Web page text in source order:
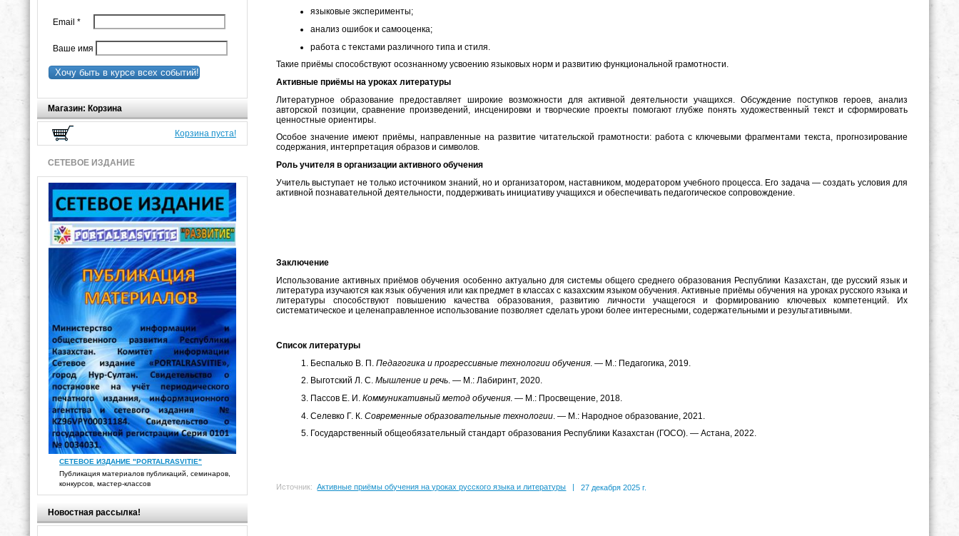
Email *
Ваше имя
Хочу быть в курсе всех событий!
Магазин: Корзина
Корзина пуста!
СЕТЕВОЕ ИЗДАНИЕ
СЕТЕВОЕ ИЗДАНИЕ "PORTALRASVITIE"
Публикация материалов публикаций, семинаров,
конкурсов, мастер-классов
Новостная рассылка!
языковые эксперименты;
анализ ошибок и самооценка;
работа с текстами различного типа и стиля.
Такие приёмы способствуют осознанному усвоению языковых норм и развитию функциональной грамотности.
Активные приёмы на уроках литературы
Литературное образование предоставляет широкие возможности для активной деятельности учащихся. Обсуждение поступков героев, анализ
авторской позиции, сравнение произведений, инсценировки и творческие проекты помогают глубже понять художественный текст и сформировать
ценностные ориентиры.
Особое значение имеют приёмы, направленные на развитие читательской грамотности: работа с ключевыми фрагментами текста, прогнозирование
содержания, интерпретация образов и символов.
Роль учителя в организации активного обучения
Учитель выступает не только источником знаний, но и организатором, наставником, модератором учебного процесса. Его задача — создать условия для
активной познавательной деятельности, поддерживать инициативу учащихся и обеспечивать педагогическое сопровождение.
Заключение
Использование активных приёмов обучения особенно актуально для системы общего среднего образования Республики Казахстан, где русский язык и
литература изучаются как язык обучения или как предмет в классах с казахским языком обучения. Активные приёмы обучения на уроках русского языка и
литературы способствуют повышению качества образования, развитию личности учащегося и формированию ключевых компетенций. Их
систематическое и целенаправленное использование позволяет сделать уроки более интересными, содержательными и результативными.
Список литературы
Беспалько В. П. Педагогика и прогрессивные технологии обучения . — М.: Педагогика, 2019.
Выготский Л. С. Мышление и речь. — М.: Лабиринт, 2020.
Пассов Е. И. Коммуникативный метод обучения. — М.: Просвещение, 2018.
Селевко Г. К. Современные образовательные технологии . — М.: Народное образование, 2021.
Государственный общеобязательный стандарт образования Республики Казахстан (ГОСО). — Астана, 2022.
Источник: Активные приёмы обучения на уроках русского языка и литературы | 27 декабря 2025 г.